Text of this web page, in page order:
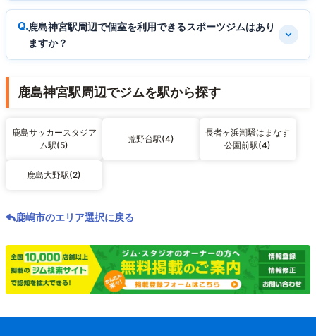
鹿島神宮駅周辺で個室を利用できるスポーツジムはあり
ますか？
鹿島神宮駅周辺でジムを駅から探す
鹿島サッカースタジア
ム駅(5)
荒野台駅(4)
長者ヶ浜潮騒はまなす
公園前駅(4)
鹿島大野駅(2)
鹿嶋市のエリア選択に戻る